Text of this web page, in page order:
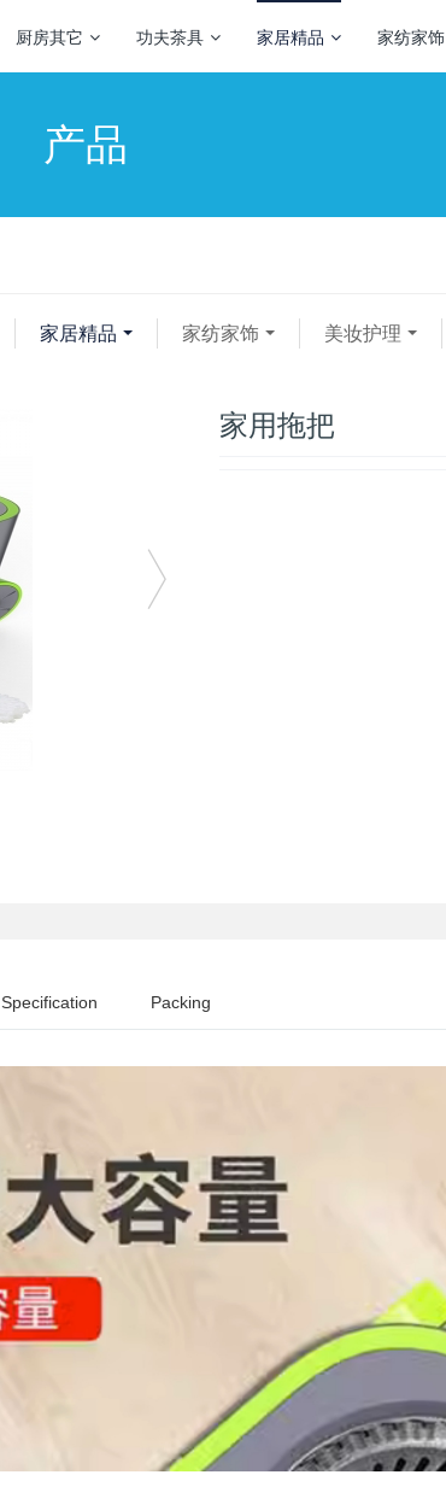
厨房其它 功夫茶具 家居精品 家纺家饰
产品
家居精品 家纺家饰 美妆护理
家用拖把
Specification Packing